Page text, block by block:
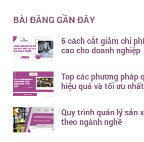
BÀI ĐĂNG GẦN ĐÂY
6 cách cắt giảm chi
cao cho doanh nghiệp
Top các phương pháp
hiệu quả và tối ưu nhất
Quy trình quản lý sản
theo ngành nghề